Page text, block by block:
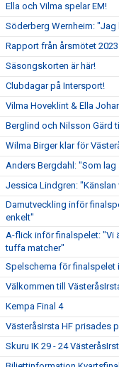
Ella och Vilma spelar EM!
Söderberg Wernheim:
Rapport från årsmötet 2023
Säsongskorten är här!
Clubdagar på Intersport!
Vilma Hoveklint & Ella
Berglind och Nilsson Gärd
Wilma Birger klar för
Anders Bergdahl: "Som
Jessica Lindgren:
Damutveckling inför
enkelt"
A-flick inför finalspelet: "Vi
tuffa matcher"
Spelschema för finalspelet
Välkommen till
Kempa Final 4
VästeråsIrsta HF prisades
Skuru IK 29 - 24